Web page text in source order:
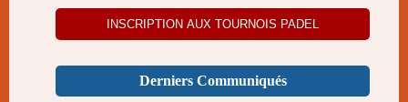
INSCRIPTION AUX TOURNOIS PADEL
Derniers Communiqués